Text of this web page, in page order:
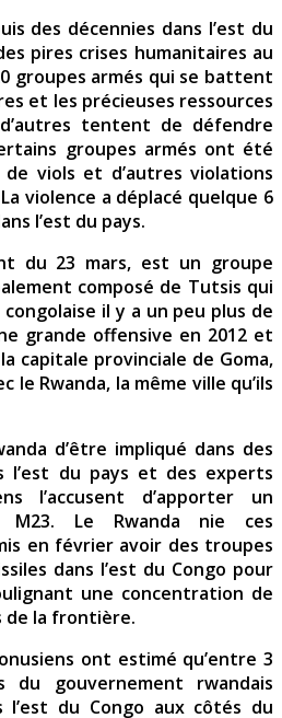
des décennies dans l’est du
pires crises humanitaires au
groupes armés qui se battent
et les précieuses ressources
tentent de défendre
groupes armés ont été
de viols et d’autres violations
violence a déplacé quelque 6
l’est du pays.
du 23 mars, est un groupe
composé de Tutsis qui
congolaise il y a un peu plus de
grande offensive en 2012 et
capitale provinciale de Goma,
le Rwanda, la même ville qu’ils
d’être impliqué dans des
l’est du pays et des experts
l’accusent d’apporter un
Le Rwanda nie ces
en février avoir des troupes
dans l’est du Congo pour
une concentration de
de la frontière.
ont estimé qu’entre 3
gouvernement rwandais
l’est du Congo aux côtés du